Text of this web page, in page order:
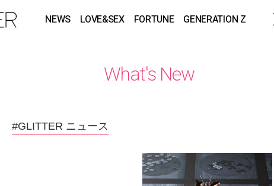
NEWS LOVE&SEX FORTUNE GENERATION Z
What's New
#GLITTER ニュース